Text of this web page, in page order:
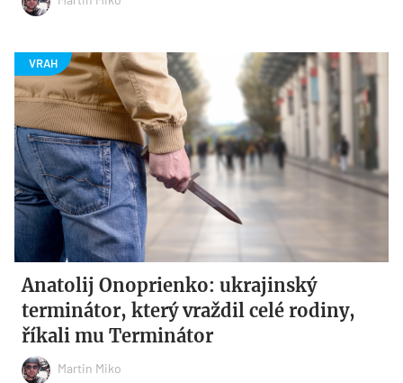
Anatolij Onoprienko: ukrajinský
terminátor, který vraždil celé rodiny,
říkali mu Terminátor
Martin Miko